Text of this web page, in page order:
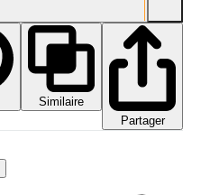
Similaire
Partager